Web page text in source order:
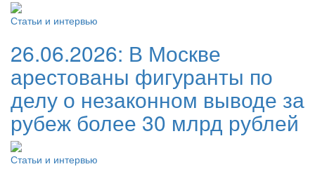
Статьи и интервью
26.06.2026: В Москве
арестованы фигуранты по
делу о незаконном выводе за
рубеж более 30 млрд рублей
Статьи и интервью